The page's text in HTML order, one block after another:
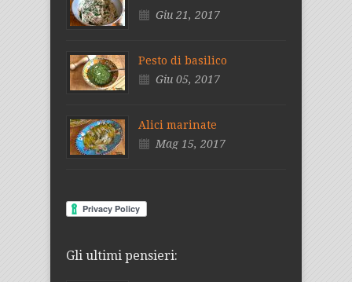
Giu 21, 2017
Pesto di basilico
Giu 05, 2017
Alici marinate
Mag 15, 2017
Gli ultimi pensieri: